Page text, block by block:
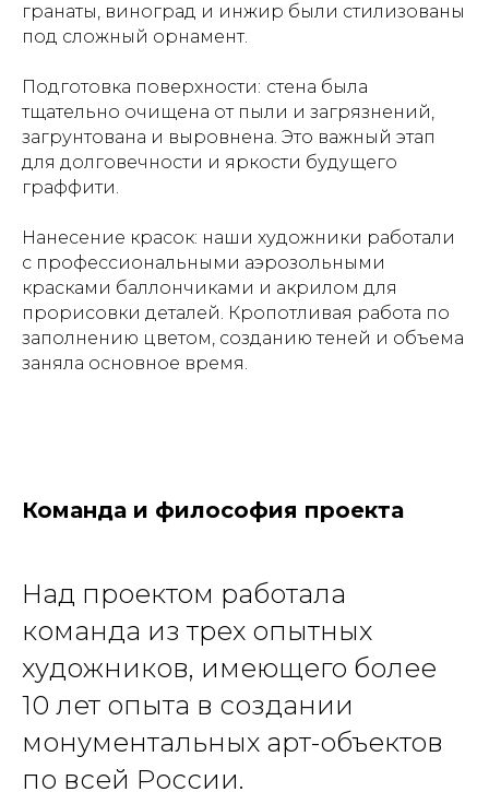
гранаты, виноград и инжир были стилизованы
под сложный орнамент.
Подготовка поверхности: стена была
тщательно очищена от пыли и загрязнений,
загрунтована и выровнена. Это важный этап
для долговечности и яркости будущего
граффити.
Нанесение красок: наши художники работали
с профессиональными аэрозольными
красками баллончиками и акрилом для
прорисовки деталей. Кропотливая работа по
заполнению цветом, созданию теней и объема
заняла основное время.
Команда и философия проекта
Над проектом работала
команда из трех опытных
художников, имеющего более
10 лет опыта в создании
монументальных арт-объектов
по всей России.